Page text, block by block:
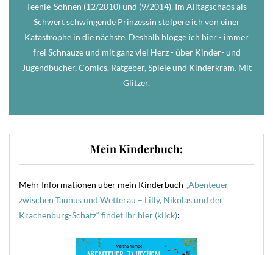
Teenie-Söhnen (12/2010) und (9/2014). Im Alltagschaos als
Schwert schwingende Prinzessin stolpere ich von einer
Katastrophe in die nächste. Deshalb blogge ich hier - immer
frei Schnauze und mit ganz viel Herz - über Kinder- und
Jugendbücher, Comics, Ratgeber, Spiele und Kinderkram. Mit
Glitzer.
Mein Kinderbuch:
Mehr Informationen über mein Kinderbuch „Abenteuer
zwischen Taunus und Wetterau – Lilly, Nikolas und der
Krachenburg-Schatz“ findet ihr hier (klick):